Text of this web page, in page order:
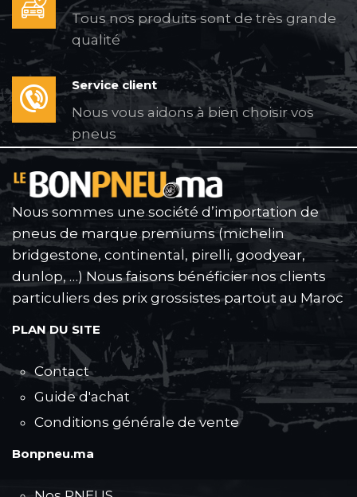
Tous nos produits sont de très grande
qualité
Service client
Nous vous aidons à bien choisir vos
pneus
Nous sommes une société d’importation de
pneus de marque premiums (michelin
bridgestone, continental, pirelli, goodyear,
dunlop, …) Nous faisons bénéficier nos clients
particuliers des prix grossistes partout au Maroc
PLAN DU SITE
Contact
Guide d'achat
Conditions générale de vente
Bonpneu.ma